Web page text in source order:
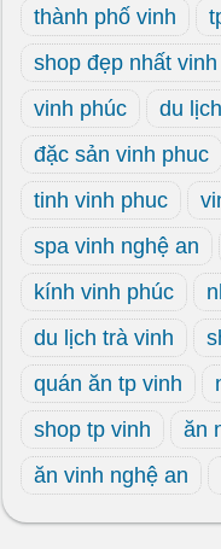
thành phố vinh
shop đẹp nhất vinh
vinh phúc
du
đặc sản vinh phuc
tinh vinh phuc
spa vinh nghệ an
kính vinh phúc
du lịch trà vinh
quán ăn tp vinh
shop tp vinh
ăn
ăn vinh nghệ an